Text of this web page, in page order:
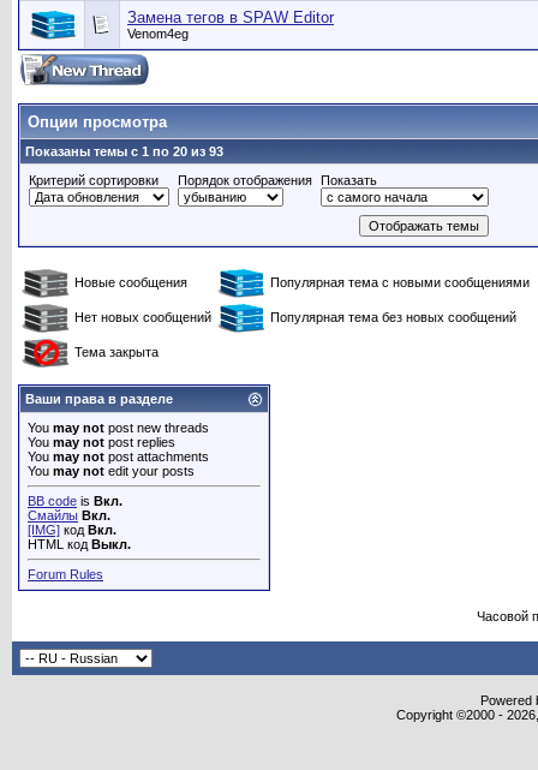
Замена тегов в SPAW Editor
Venom4eg
Опции просмотра
Показаны темы с 1 по 20 из 93
Критерий сортировки
Порядок отображения Показать
Новые сообщения Популярная тема с новыми сообщениями
Нет новых сообщений Популярная тема без новых сообщений
Тема закрыта
Ваши права в разделе
You may not post new threads
You may not post replies
You may not post attachments
You may not edit your posts
BB code is Вкл.
Смайлы Вкл.
[IMG] код Вкл.
HTML код Выкл.
Forum Rules
Часовой
Powered
Copyright ©2000 -